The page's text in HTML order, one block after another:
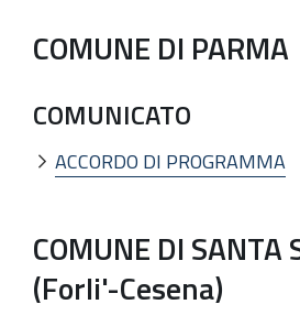
COMUNE DI PARMA
COMUNICATO
ACCORDO DI PROGRAMMA
COMUNE DI SANTA
(Forli'-Cesena)